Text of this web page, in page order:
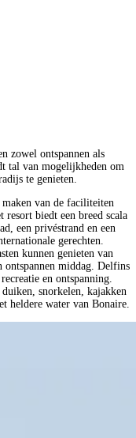
zowel ontspannen als
tal van mogelijkheden om
te genieten.
van de faciliteiten
resort biedt een breed scala
een privéstrand en een
gerechten.
kunnen genieten van
ontspannen middag. Delfins
en ontspanning.
duiken, snorkelen, kajakken
heldere water van Bonaire.